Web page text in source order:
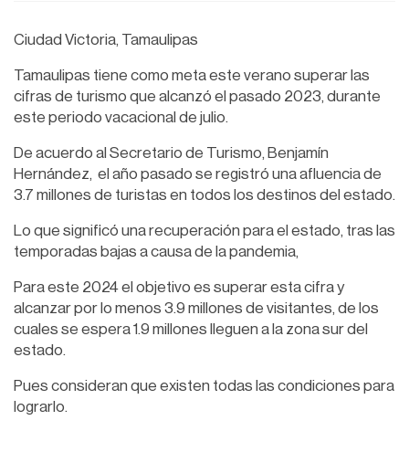
Ciudad Victoria, Tamaulipas
Tamaulipas tiene como meta este verano superar las
cifras de turismo que alcanzó el pasado 2023, durante
este periodo vacacional de julio.
De acuerdo al Secretario de Turismo, Benjamín
Hernández, el año pasado se registró una afluencia de
3.7 millones de turistas en todos los destinos del estado.
Lo que significó una recuperación para el estado, tras las
temporadas bajas a causa de la pandemia,
Para este 2024 el objetivo es superar esta cifra y
alcanzar por lo menos 3.9 millones de visitantes, de los
cuales se espera 1.9 millones lleguen a la zona sur del
estado.
Pues consideran que existen todas las condiciones para
lograrlo.